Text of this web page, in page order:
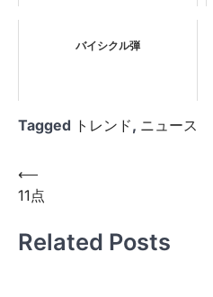
バイシクル弾
Tagged トレンド, ニュース
投
稿
ナ
⟵
11点
Related Posts